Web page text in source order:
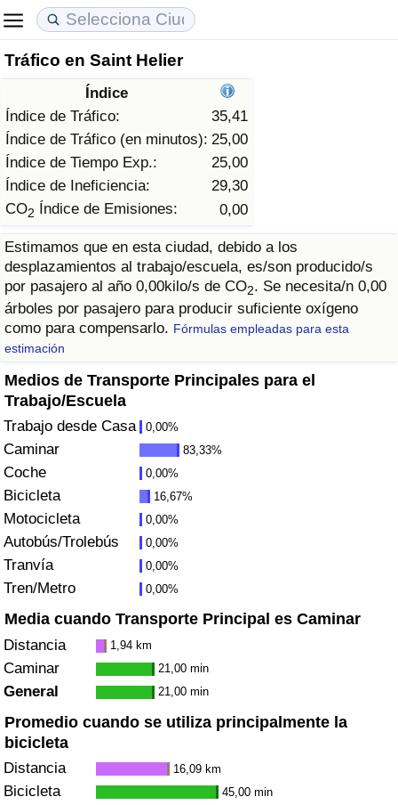
Tráfico en Saint Helier
Índice
Índice de Tráfico:
35,41
Índice de Tráfico (en minutos): 25,00
Índice de Tiempo Exp.:
25,00
Índice de Ineficiencia:
29,30
CO2 Índice de Emisiones: 0,00
Estimamos que en esta ciudad, debido a los
desplazamientos al trabajo/escuela, es/son producido/s
por pasajero al año 0,00kilo/s de CO2. Se necesita/n 0,00
árboles por pasajero para producir suficiente oxígeno
como para compensarlo. Fórmulas empleadas para esta
estimación
Medios de Transporte Principales para el
Trabajo/Escuela
Trabajo desde Casa 0,00%
Caminar 83,33%
Coche 0,00%
Bicicleta 16,67%
Motocicleta 0,00%
Autobús/Trolebús 0,00%
Tranvía 0,00%
Tren/Metro 0,00%
Media cuando Transporte Principal es Caminar
Distancia 1,94 km
Caminar 21,00 min
General 21,00 min
Promedio cuando se utiliza principalmente la
bicicleta
Distancia 16,09 km
Bicicleta 45,00 min
Coste de vida
Índice de Costo de Vida (Actual)
Índice de Costo de Vida
Índice de costo de vida por país
en aqaba
Precios de las propiedades
Índice de Precios de Inmuebles (Actual)
Índice de Precios de Inmuebles
Índice de Precios de Inmuebles por País
Calidad de Vida
Índice de Calidad de Vida
Índice de Calidad de Vida (Actual)
Índice de calidad de vida por país
Delincuencia
Calificación del Índice de Criminalidad
(Actual)
Índice de criminalidad por país
Sanidad
Índice de Sanidad (Actual)
Índice de Sanidad
Índice de Sanidad por País
Índice de Contaminación (Actual)
Índice de contaminación
Índice de Contaminación por País